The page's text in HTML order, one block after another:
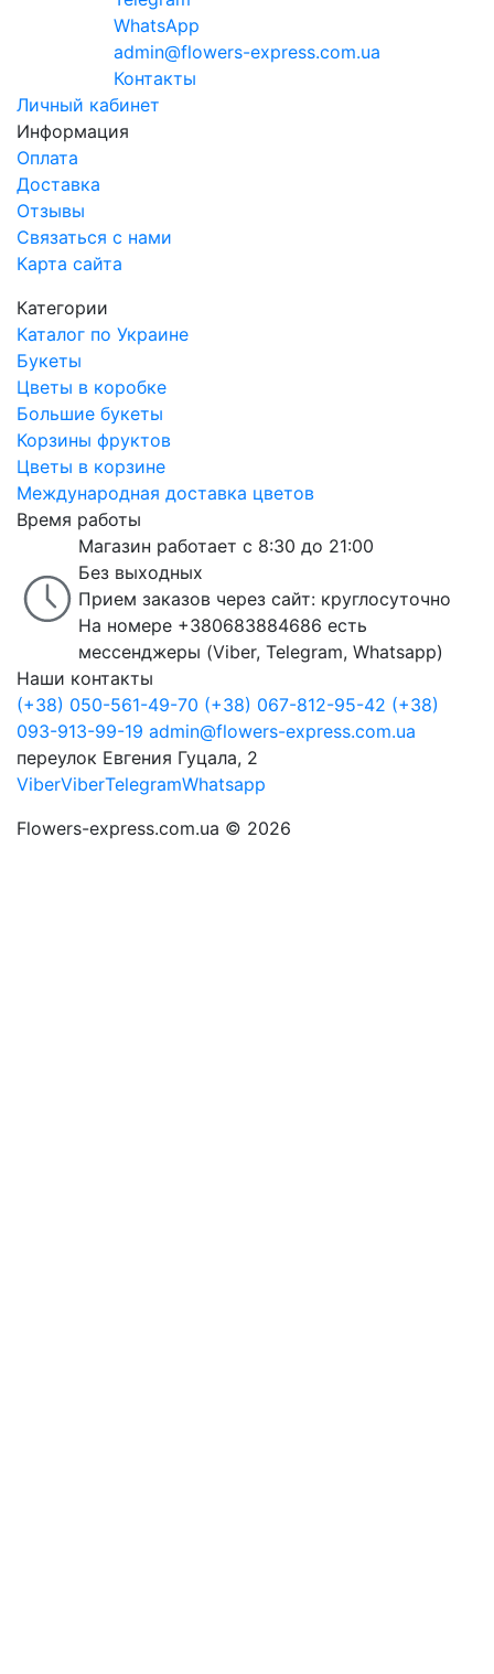
WhatsApp
admin@flowers-express.com.ua
Контакты
Личный кабинет
Информация
Оплата
Доставка
Отзывы
Связаться с нами
Карта сайта
Категории
Каталог по Украине
Букеты
Цветы в коробке
Большие букеты
Корзины фруктов
Цветы в корзине
Международная доставка цветов
Время работы
Магазин работает с 8:30 до 21:00
Без выходных
Прием заказов через сайт: круглосуточно
На номере +380683884686 есть
мессенджеры (Viber, Telegram, Whatsapp)
Наши контакты
(+38) 050-561-49-70 (+38) 067-812-95-42 (+38)
093-913-99-19 admin@flowers-express.com.ua
переулок Евгения Гуцала, 2
ViberViberTelegramWhatsapp
Flowers-express.com.ua © 2026